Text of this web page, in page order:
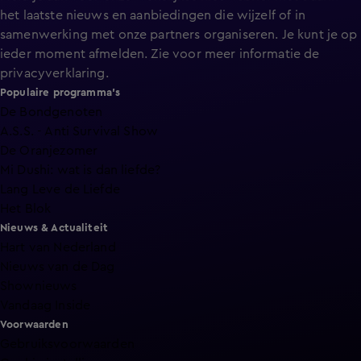
het laatste nieuws en aanbiedingen die wijzelf of in
samenwerking met onze partners organiseren. Je kunt je op
ieder moment afmelden. Zie voor meer informatie de
privacyverklaring.
Populaire programma's
De Bondgenoten
A.S.S. - Anti Survival Show
De Oranjezomer
Mi Dushi: wat is dan liefde?
Lang Leve de Liefde
Het Blok
Nieuws & Actualiteit
Voorwaarden